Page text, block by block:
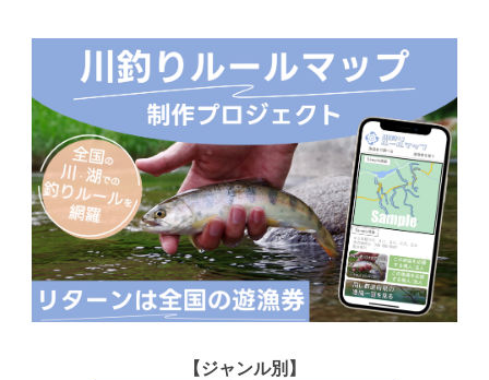
【ジャンル別】